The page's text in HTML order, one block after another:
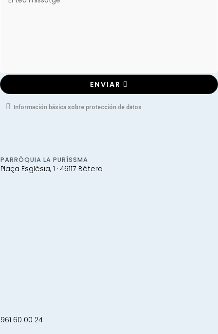
ENVIAR
Información básica sobre protección de datos
PARRÒQUIA LA PURÍSSMA
Plaça Església, 1 · 46117 Bétera
961 60 00 24